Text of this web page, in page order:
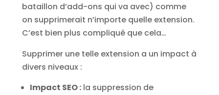
bataillon d’add-ons qui va avec) comme
on supprimerait n’importe quelle extension.
C’est bien plus compliqué que cela…
Supprimer une telle extension a un impact à
divers niveaux :
Impact SEO :la suppression de